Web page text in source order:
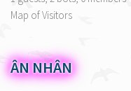
Map of Visitors
ÂN NHÂN